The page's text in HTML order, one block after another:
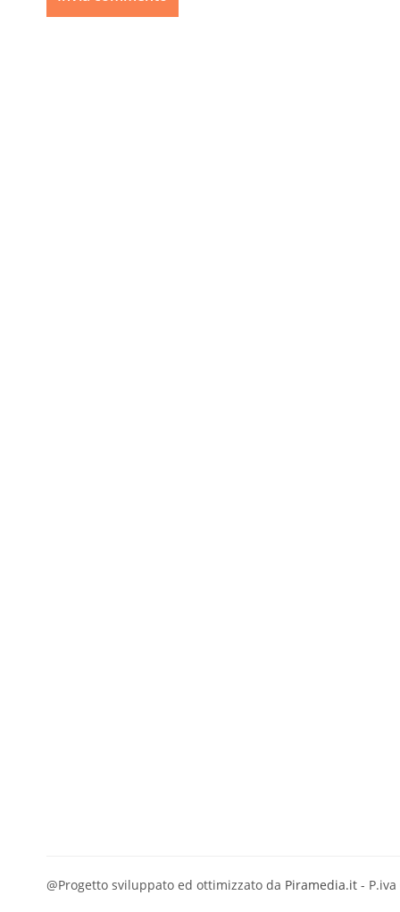
@Progetto sviluppato ed ottimizzato da Piramedia.it -